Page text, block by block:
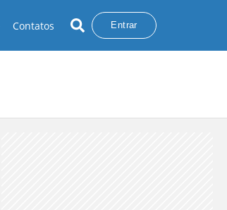
Contatos Entrar